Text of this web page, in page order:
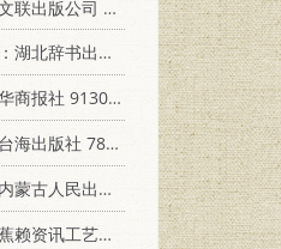
司 7505925660
出版社 7540301740
社 91306929004
版社 7801410416
版社 7204032454
中心 9839820087